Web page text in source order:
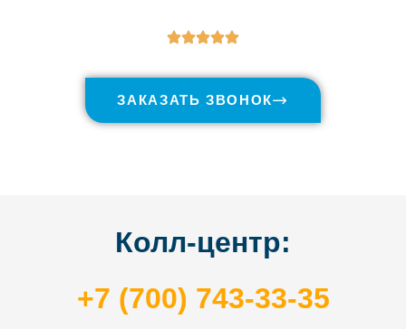
ЗАКАЗАТЬ ЗВОНОК
Колл-центр:
+7 (700) 743-33-35